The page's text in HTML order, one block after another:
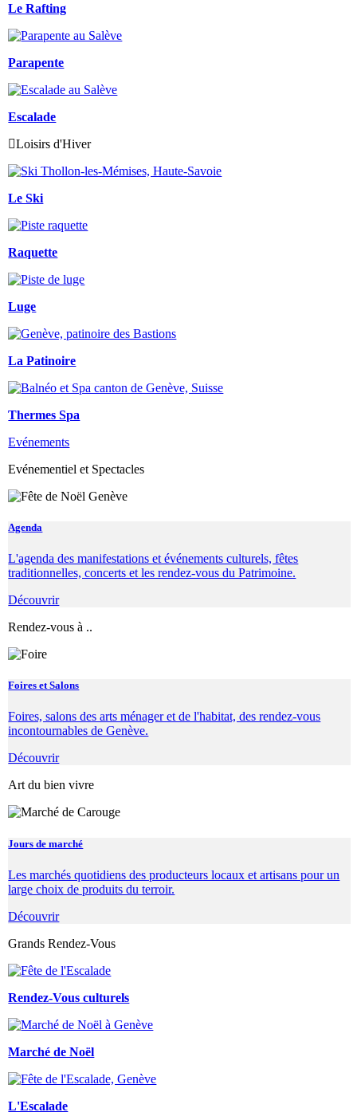
Le Rafting
Parapente
Escalade
Loisirs d'Hiver
Le Ski
Raquette
Luge
La Patinoire
Thermes Spa
Evénements
Evénementiel et Spectacles
Agenda
L'agenda des manifestations et événements culturels, fêtes
traditionnelles, concerts et les rendez-vous du Patrimoine.
Découvrir
Rendez-vous à ..
Foires et Salons
Foires, salons des arts ménager et de l'habitat, des rendez-vous
incontournables de Genève.
Découvrir
Art du bien vivre
Jours de marché
Les marchés quotidiens des producteurs locaux et artisans pour un
large choix de produits du terroir.
Découvrir
Grands Rendez-Vous
Rendez-Vous culturels
Marché de Noël
L'Escalade